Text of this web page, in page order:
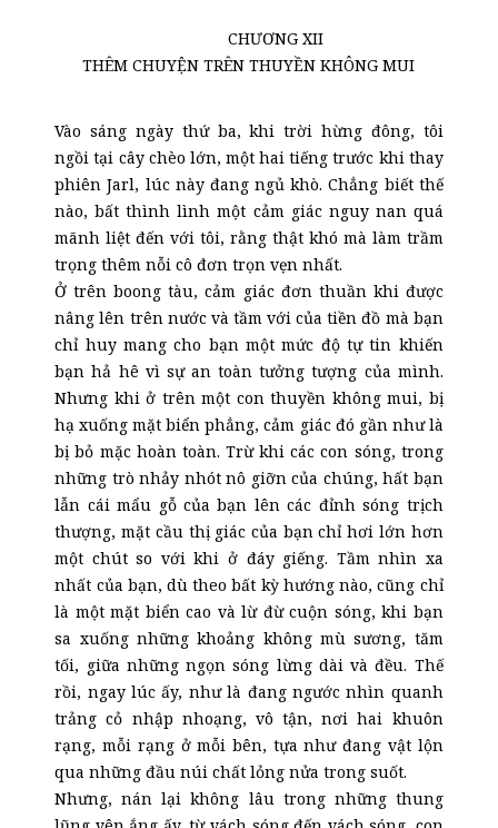
CHƯƠNG XII
THÊM CHUYỆN TRÊN THUYỀN KHÔNG MUI
Vào sáng ngày thứ ba, khi trời hừng đông, tôi
ngồi tại cây chèo lớn, một hai tiếng trước khi thay
phiên Jarl, lúc này đang ngủ khò. Chẳng biết thế
nào, bất thình lình một cảm giác nguy nan quá
mãnh liệt đến với tôi, rằng thật khó mà làm trầm
trọng thêm nỗi cô đơn trọn vẹn nhất.
Ở trên boong tàu, cảm giác đơn thuần khi được
nâng lên trên nước và tầm với của tiền đồ mà bạn
chỉ huy mang cho bạn một mức độ tự tin khiến
bạn hả hê vì sự an toàn tưởng tượng của mình.
Nhưng khi ở trên một con thuyền không mui, bị
hạ xuống mặt biển phẳng, cảm giác đó gần như là
bị bỏ mặc hoàn toàn. Trừ khi các con sóng, trong
những trò nhảy nhót nô giỡn của chúng, hất bạn
lẫn cái mẩu gỗ của bạn lên các đỉnh sóng trịch
thượng, mặt cầu thị giác của bạn chỉ hơi lớn hơn
một chút so với khi ở đáy giếng. Tầm nhìn xa
nhất của bạn, dù theo bất kỳ hướng nào, cũng chỉ
là một mặt biển cao và lừ đừ cuộn sóng, khi bạn
sa xuống những khoảng không mù sương, tăm
tối, giữa những ngọn sóng lừng dài và đều. Thế
rồi, ngay lúc ấy, như là đang ngước nhìn quanh
trảng cỏ nhập nhoạng, vô tận, nơi hai khuôn
rạng, mỗi rạng ở mỗi bên, tựa như đang vật lộn
qua những đầu núi chất lỏng nửa trong suốt.
Nhưng, nán lại không lâu trong những thung